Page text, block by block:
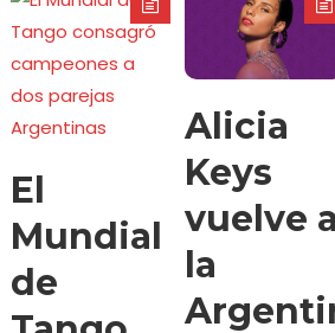
El
Mundial
de
Alicia
Keys
vuelve a
la